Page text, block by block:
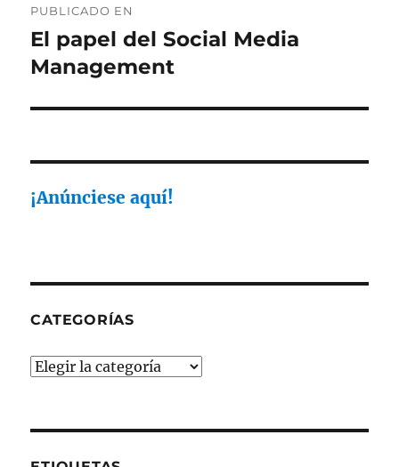
de
entradas
PUBLICADO EN
El papel del Social Media
Management
¡Anúnciese aquí!
CATEGORÍAS
Categorías